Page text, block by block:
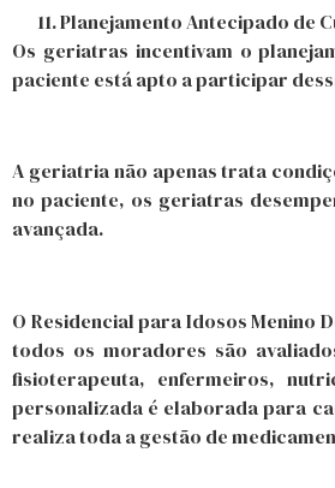
Planejamento Antecipado de
Os geriatras incentivam o
paciente está apto a participar
A geriatria não apenas trata
no paciente, os geriatras
avançada.
O Residencial para Idosos Menino
todos os moradores são
fisioterapeuta, enfermeiros,
personalizada é elaborada para
realiza toda a gestão de